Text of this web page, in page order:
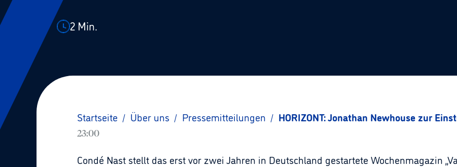
2 Min.
Startseite / Über uns / Pressemitteilungen / HORIZONT: Jonathan Newhouse zur
23:00
Condé Nast stellt das erst vor zwei Jahren in Deutschland gestartete Wochenmagazin